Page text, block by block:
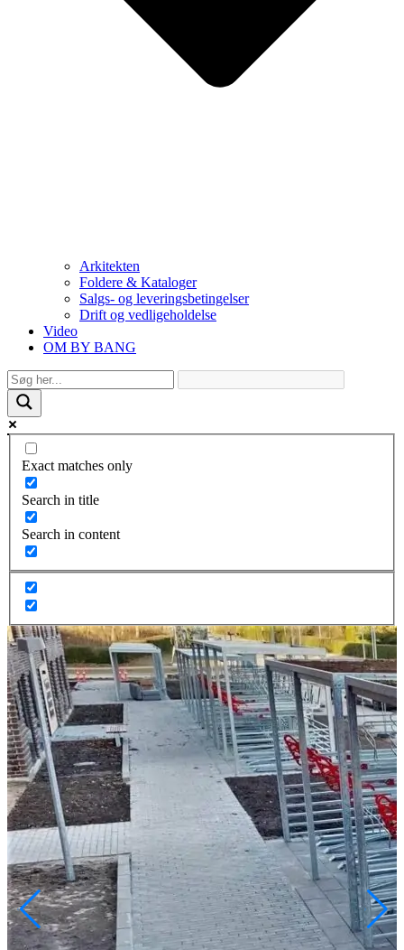
Arkitekten
Foldere & Kataloger
Salgs- og leveringsbetingelser
Drift og vedligeholdelse
Video
OM BY BANG
Exact matches only
Search in title
Search in content